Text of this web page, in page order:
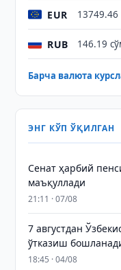
EUR 13749.46
RUB 146.19
Барча валюта
ЭНГ КЎП ЎҚИЛГАН
Сенат ҳарбий
маъқуллади
21:11 · 07/08
7 августдан
ўтказиш
18:45 · 04/08